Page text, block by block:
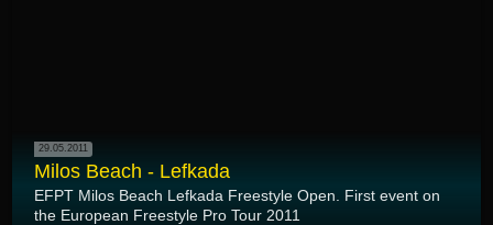
29.05.2011
Milos Beach - Lefkada
EFPT Milos Beach Lefkada Freestyle Open. First event on
the European Freestyle Pro Tour 2011